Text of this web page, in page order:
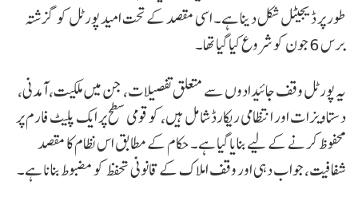
طور پر ڈیجیٹل شکل دینا ہے۔ اسی مقصد کے تحت امید پورٹل کو گزشتہ
برس 6 جون کو شروع کیا گیا تھا۔
یہ پورٹل وقف جائیدادوں سے متعلق تفصیلات، جن میں ملکیت، آمدنی،
دستاویزات اور انتظامی ریکارڈ شامل ہیں، کو قومی سطح پر ایک پلیٹ فارم پر
محفوظ کرنے کے لیے بنایا گیا ہے۔ حکام کے مطابق اس نظام کا مقصد
شفافیت، جواب دہی اور وقف املاک کے قانونی تحفظ کو مضبوط بنانا ہے۔